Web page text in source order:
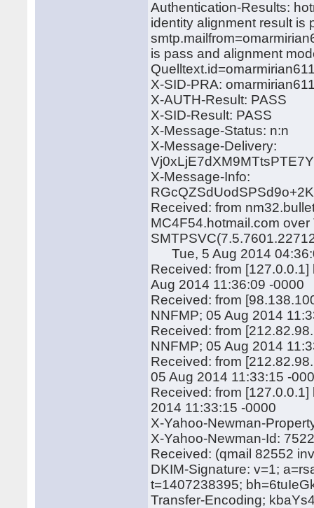
Authentication-Results:
identity alignment result is
is pass and alignment
X-SID-PRA:
X-AUTH-Result: PASS
X-SID-Result: PASS
X-Message-Status: n:n
X-Message-Delivery:
X-Message-Info:
Received: from
MC4F54.hotmail.com
Tue, 5 Aug 2014
Received: from
Aug 2014 11:36:09 -0000
Received: from
NNFMP; 05 Aug 2014
Received: from
NNFMP; 05 Aug 2014
Received: from
05 Aug 2014 11:33:15 -
Received: from
2014 11:33:15 -0000
X-Yahoo-Newman-
X-Yahoo-Newman-Id:
Received: (qmail 82552
DKIM-Signature: v=1;
t=1407238395;
Transfer-Encoding;